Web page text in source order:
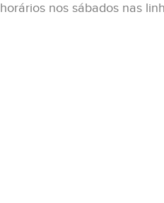
nos sábados nas